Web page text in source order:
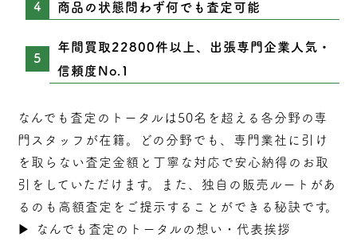
商品の状態問わず何でも査定可能
年間買取22800件以上、出張専門企業人気・
信頼度No.1
なんでも査定のトータルは50名を超える各分野の専
門スタッフが在籍。どの分野でも、専門業社に引け
を取らない査定 金額と丁寧な対応で安心納得のお取
引をしていただけます。また、独自の販売ルートがあ
るのも高額査定をご提示することができる秘訣です。
▶︎
なんでも査定のトータルの想い・代表挨拶